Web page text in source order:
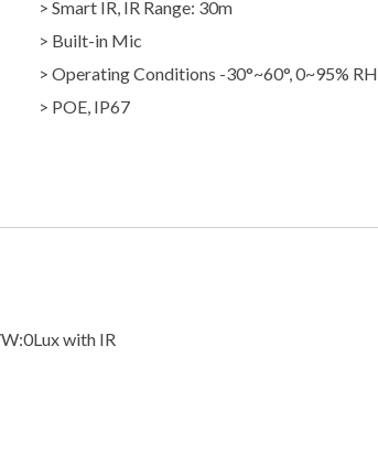
> Smart IR, IR Range: 30m
> Built-in Mic
> Operating Conditions -30°~60°, 0~95% RH
> POE, IP67
with IR